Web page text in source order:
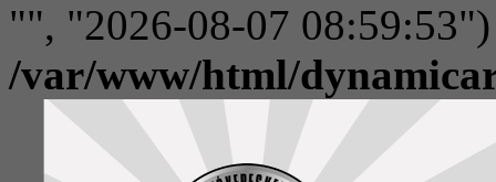
"", "2026-08-07
/var/www/html/